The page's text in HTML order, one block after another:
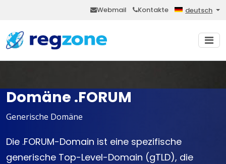
Webmail Kontakte deutsch
Domäne .FORUM
Generische Domäne
Die .FORUM-Domain ist eine spezifische
generische Top-Level-Domain (gTLD), die